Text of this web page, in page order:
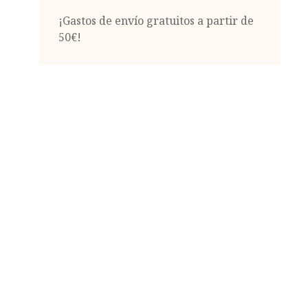
¡Gastos de envío gratuitos a partir de
50€!